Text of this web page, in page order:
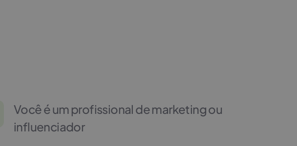
Você é um profissional de marketing ou
influenciador